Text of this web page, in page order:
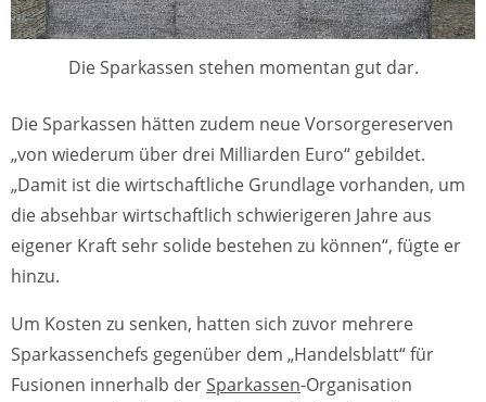
Die Sparkassen stehen momentan gut dar.
Die Sparkassen hätten zudem neue Vorsorgereserven
„von wiederum über drei Milliarden Euro“ gebildet.
„Damit ist die wirtschaftliche Grundlage vorhanden, um
die absehbar wirtschaftlich schwierigeren Jahre aus
eigener Kraft sehr solide bestehen zu können“, fügte er
hinzu.
Um Kosten zu senken, hatten sich zuvor mehrere
Sparkassenchefs gegenüber dem „Handelsblatt“ für
Fusionen innerhalb derSparkassen-Organisation